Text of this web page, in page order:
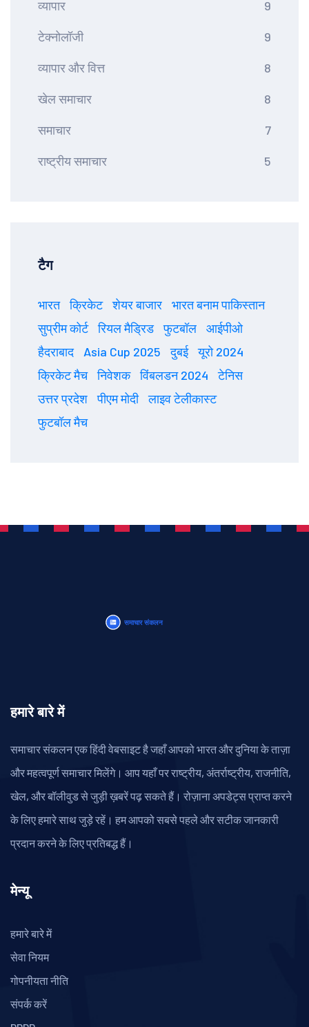
व्यापार 9
टेक्नोलॉजी 9
व्यापार और वित्त 8
खेल समाचार 8
समाचार 7
राष्ट्रीय समाचार 5
टैग
भारत क्रिकेट शेयर बाजार
भारत बनाम पाकिस्तान
सुप्रीम कोर्ट
रियल मैड्रिड फुटबॉल
आईपीओ
हैदराबाद
Asia Cup 2025 दुबई
यूरो 2024
क्रिकेट मैच
निवेशक विंबलडन 2024
टेनिस
उत्तर प्रदेश
पीएम मोदी
लाइव टेलीकास्ट
फुटबॉल मैच
हमारे बारे में
समाचार संकलन एक हिंदी वेबसाइट है जहाँ आपको भारत और दुनिया के ताज़ा
और महत्वपूर्ण समाचार मिलेंगे। आप यहाँ पर राष्ट्रीय, अंतर्राष्ट्रीय, राजनीति,
खेल, और बॉलीवुड से जुड़ी ख़बरें पढ़ सकते हैं। रोज़ाना अपडेट्स प्राप्त करने
के लिए हमारे साथ जुड़े रहें। हम आपको सबसे पहले और सटीक जानकारी
प्रदान करने के लिए प्रतिबद्ध हैं।
मेन्यू
हमारे बारे में
सेवा नियम
गोपनीयता नीति
संपर्क करें